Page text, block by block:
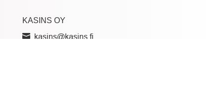
KASINS OY
kasins@kasins.fi